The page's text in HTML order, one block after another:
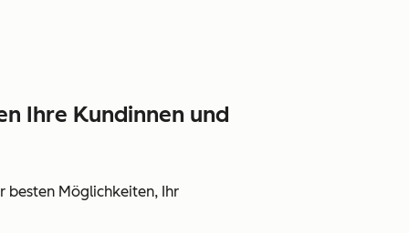
Ihre Kundinnen und
besten Möglichkeiten, Ihr